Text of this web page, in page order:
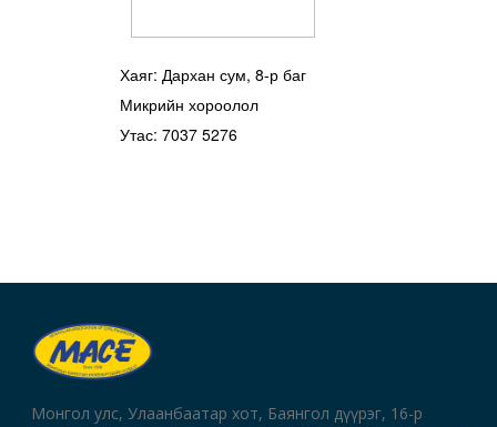
Хаяг: Дархан сум, 8-р баг
Микрийн хороолол
Утас: 7037 5276
Монгол улс, Улаанбаатар хот, Баянгол дүүрэг, 16-р